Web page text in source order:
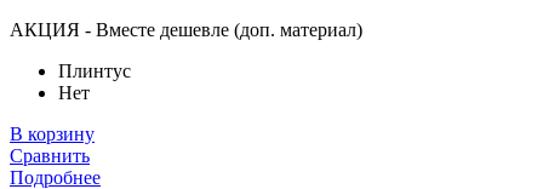
АКЦИЯ - Вместе дешевле (доп. материал)
Плинтус
Нет
В корзину
Сравнить
Подробнее